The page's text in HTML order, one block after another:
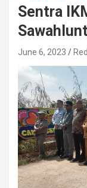
Sentra
June 6, 2023